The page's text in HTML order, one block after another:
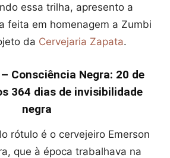
essa trilha, apresento a
feita em homenagem a Zumbi
da Cervejaria Zapata.
Consciência Negra: 20 de
364 dias de invisibilidade
negra
rótulo é o cervejeiro Emerson
que à época trabalhava na